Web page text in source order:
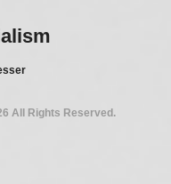
All Rights Reserved.